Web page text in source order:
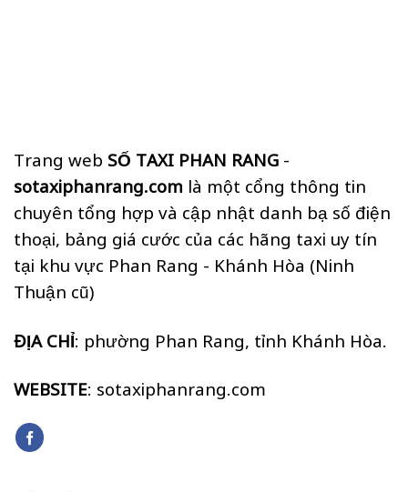
Trang web SỐ TAXI PHAN RANG -
sotaxiphanrang.com là một cổng thông tin
chuyên tổng hợp và cập nhật danh bạ số điện
thoại, bảng giá cước của các hãng taxi uy tín
tại khu vực Phan Rang - Khánh Hòa (Ninh
Thuận cũ)
ĐỊA CHỈ: phường Phan Rang, tỉnh Khánh Hòa.
WEBSITE: sotaxiphanrang.com